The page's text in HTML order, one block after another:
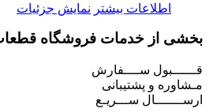
اطلاعات بیشتر نمایش جزئیات
بخشی از خدمات فروشگاه
قــــــبول ســــفارش
مـشاوره و پشتیبانی
ارســـــــال ســـریـع